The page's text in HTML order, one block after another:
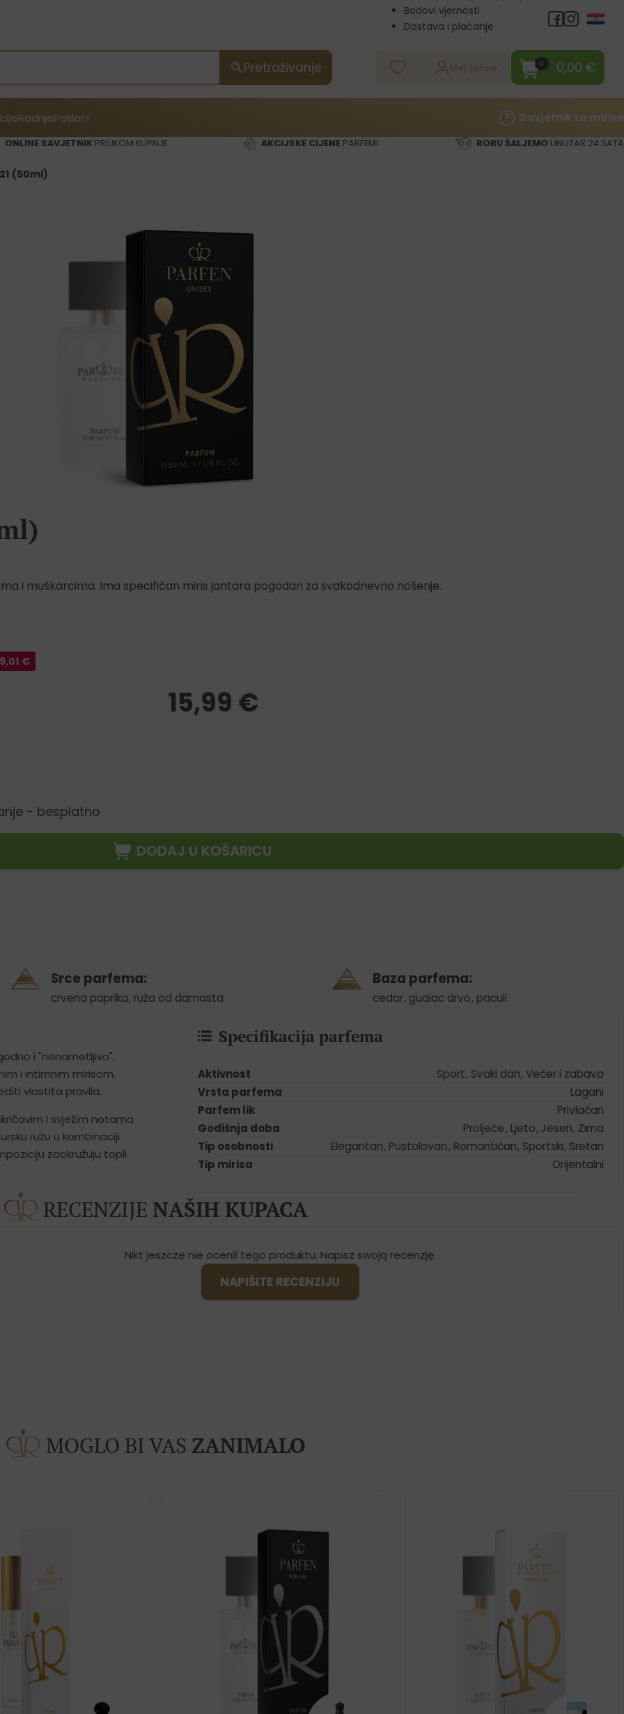
Bodovi vjernosti
Dostava i plaćanje
Pretraživanje 0 0,00 €
RadnjePokloni Savjetnik za mirise
ONLINE SAVJETNIKPRILIKOM KUPNJE AKCIJSKE CIJENEPARFEMI ROBU ŠALJEMO UNUTAR 24 SATA
(50ml)
i muškarcima. Ima specifičan miris jantara pogodan za svakodnevno nošenje.
€
15,99 €
- besplatno
DODAJ U KOŠARICU
Srce parfema:
crvena paprika, ruža od damasta
Baza parfema:
cedar, guaiac drvo, paculi
i "nenametljivo",
i intimnim mirisom.
vlastita pravila.
i svježim notama
ružu u kombinaciji
zaokružuju topli
Specifikacija parfema
Aktivnost Sport, Svaki dan, Večer i zabava
Vrsta parfema
Lagani
Parfem lik
Privlačan
Godišnja doba
Proljeće, Ljeto, Jesen, Zima
Tip osobnosti
Elegantan, Pustolovan, Romantičan, Sportski, Sretan
Tip mirisa
Orijentalni
RECENZIJE NAŠIH KUPACA
Nikt jeszcze nie ocenił tego produktu. Napisz swoją recenzję.
NAPIŠITE RECENZIJU
MOGLO BI VAS ZANIMALO